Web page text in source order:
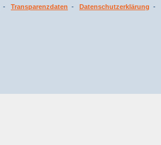
- Transparenzdaten - Datenschutzerklärung -